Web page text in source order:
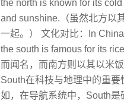
the north is known for its
and sunshine.（虽然北方以
一起。） 文化对比：In
the south is famous for its
而闻名，而南方则以其以米
South在科技与地理中的重
如，在导航系统中，South